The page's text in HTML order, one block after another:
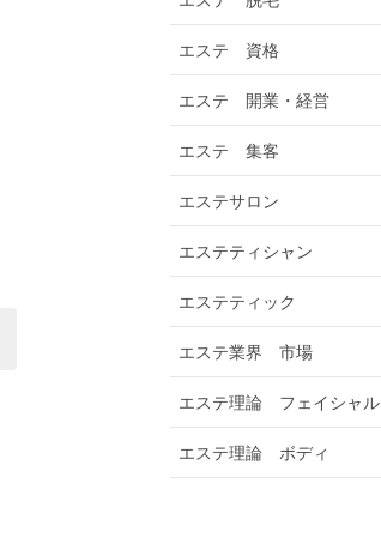
エステ 資格
エステ 開業・経営
エステ 集客
エステサロン
エステティシャン
エステティック
エステ業界 市場
エステ理論 フェイシャル
エステ理論 ボディ